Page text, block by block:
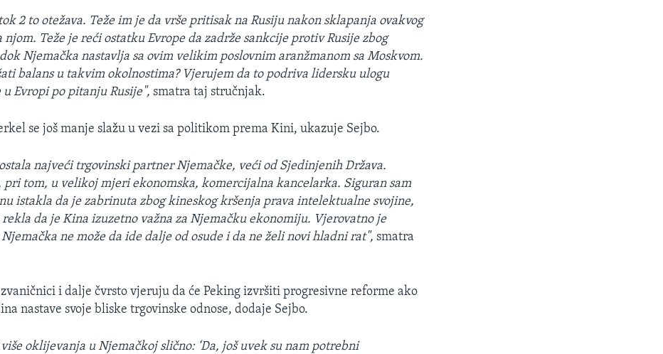
2 to otežava. Teže im je da vrše pritisak na Rusiju nakon sklapanja ovakvog
njom. Teže je reći ostatku Evrope da zadrže sankcije protiv Rusije zbog
Njemačka nastavlja sa ovim velikim poslovnim aranžmanom sa Moskvom.
balans u takvim okolnostima? Vjerujem da to podriva lidersku ulogu
u Evropi po pitanju Rusije",smatra taj stručnjak.
se još manje slažu u vezi sa politikom prema Kini, ukazuje Sejbo.
najveći trgovinski partner Njemačke, veći od Sjedinjenih Država.
tom, u velikoj mjeri ekonomska, komercijalna kancelarka. Siguran sam
istakla da je zabrinuta zbog kineskog kršenja prava intelektualne svojine,
da je Kina izuzetno važna za Njemačku ekonomiju. Vjerovatno je
ne može da ide dalje od osude i da ne želi novi hladni rat",smatra
i dalje čvrsto vjeruju da će Peking izvršiti progresivne reforme ako
nastave svoje bliske trgovinske odnose, dodaje Sejbo.
više oklijevanja u Njemačkoj slično: ‘Da, još uvek su nam potrebni